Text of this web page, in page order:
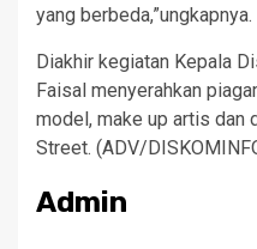
yang berbeda,”ungkapnya.
Diakhir kegiatan Kepala
Faisal menyerahkan
model, make up artis dan
Street. (ADV/
Admin